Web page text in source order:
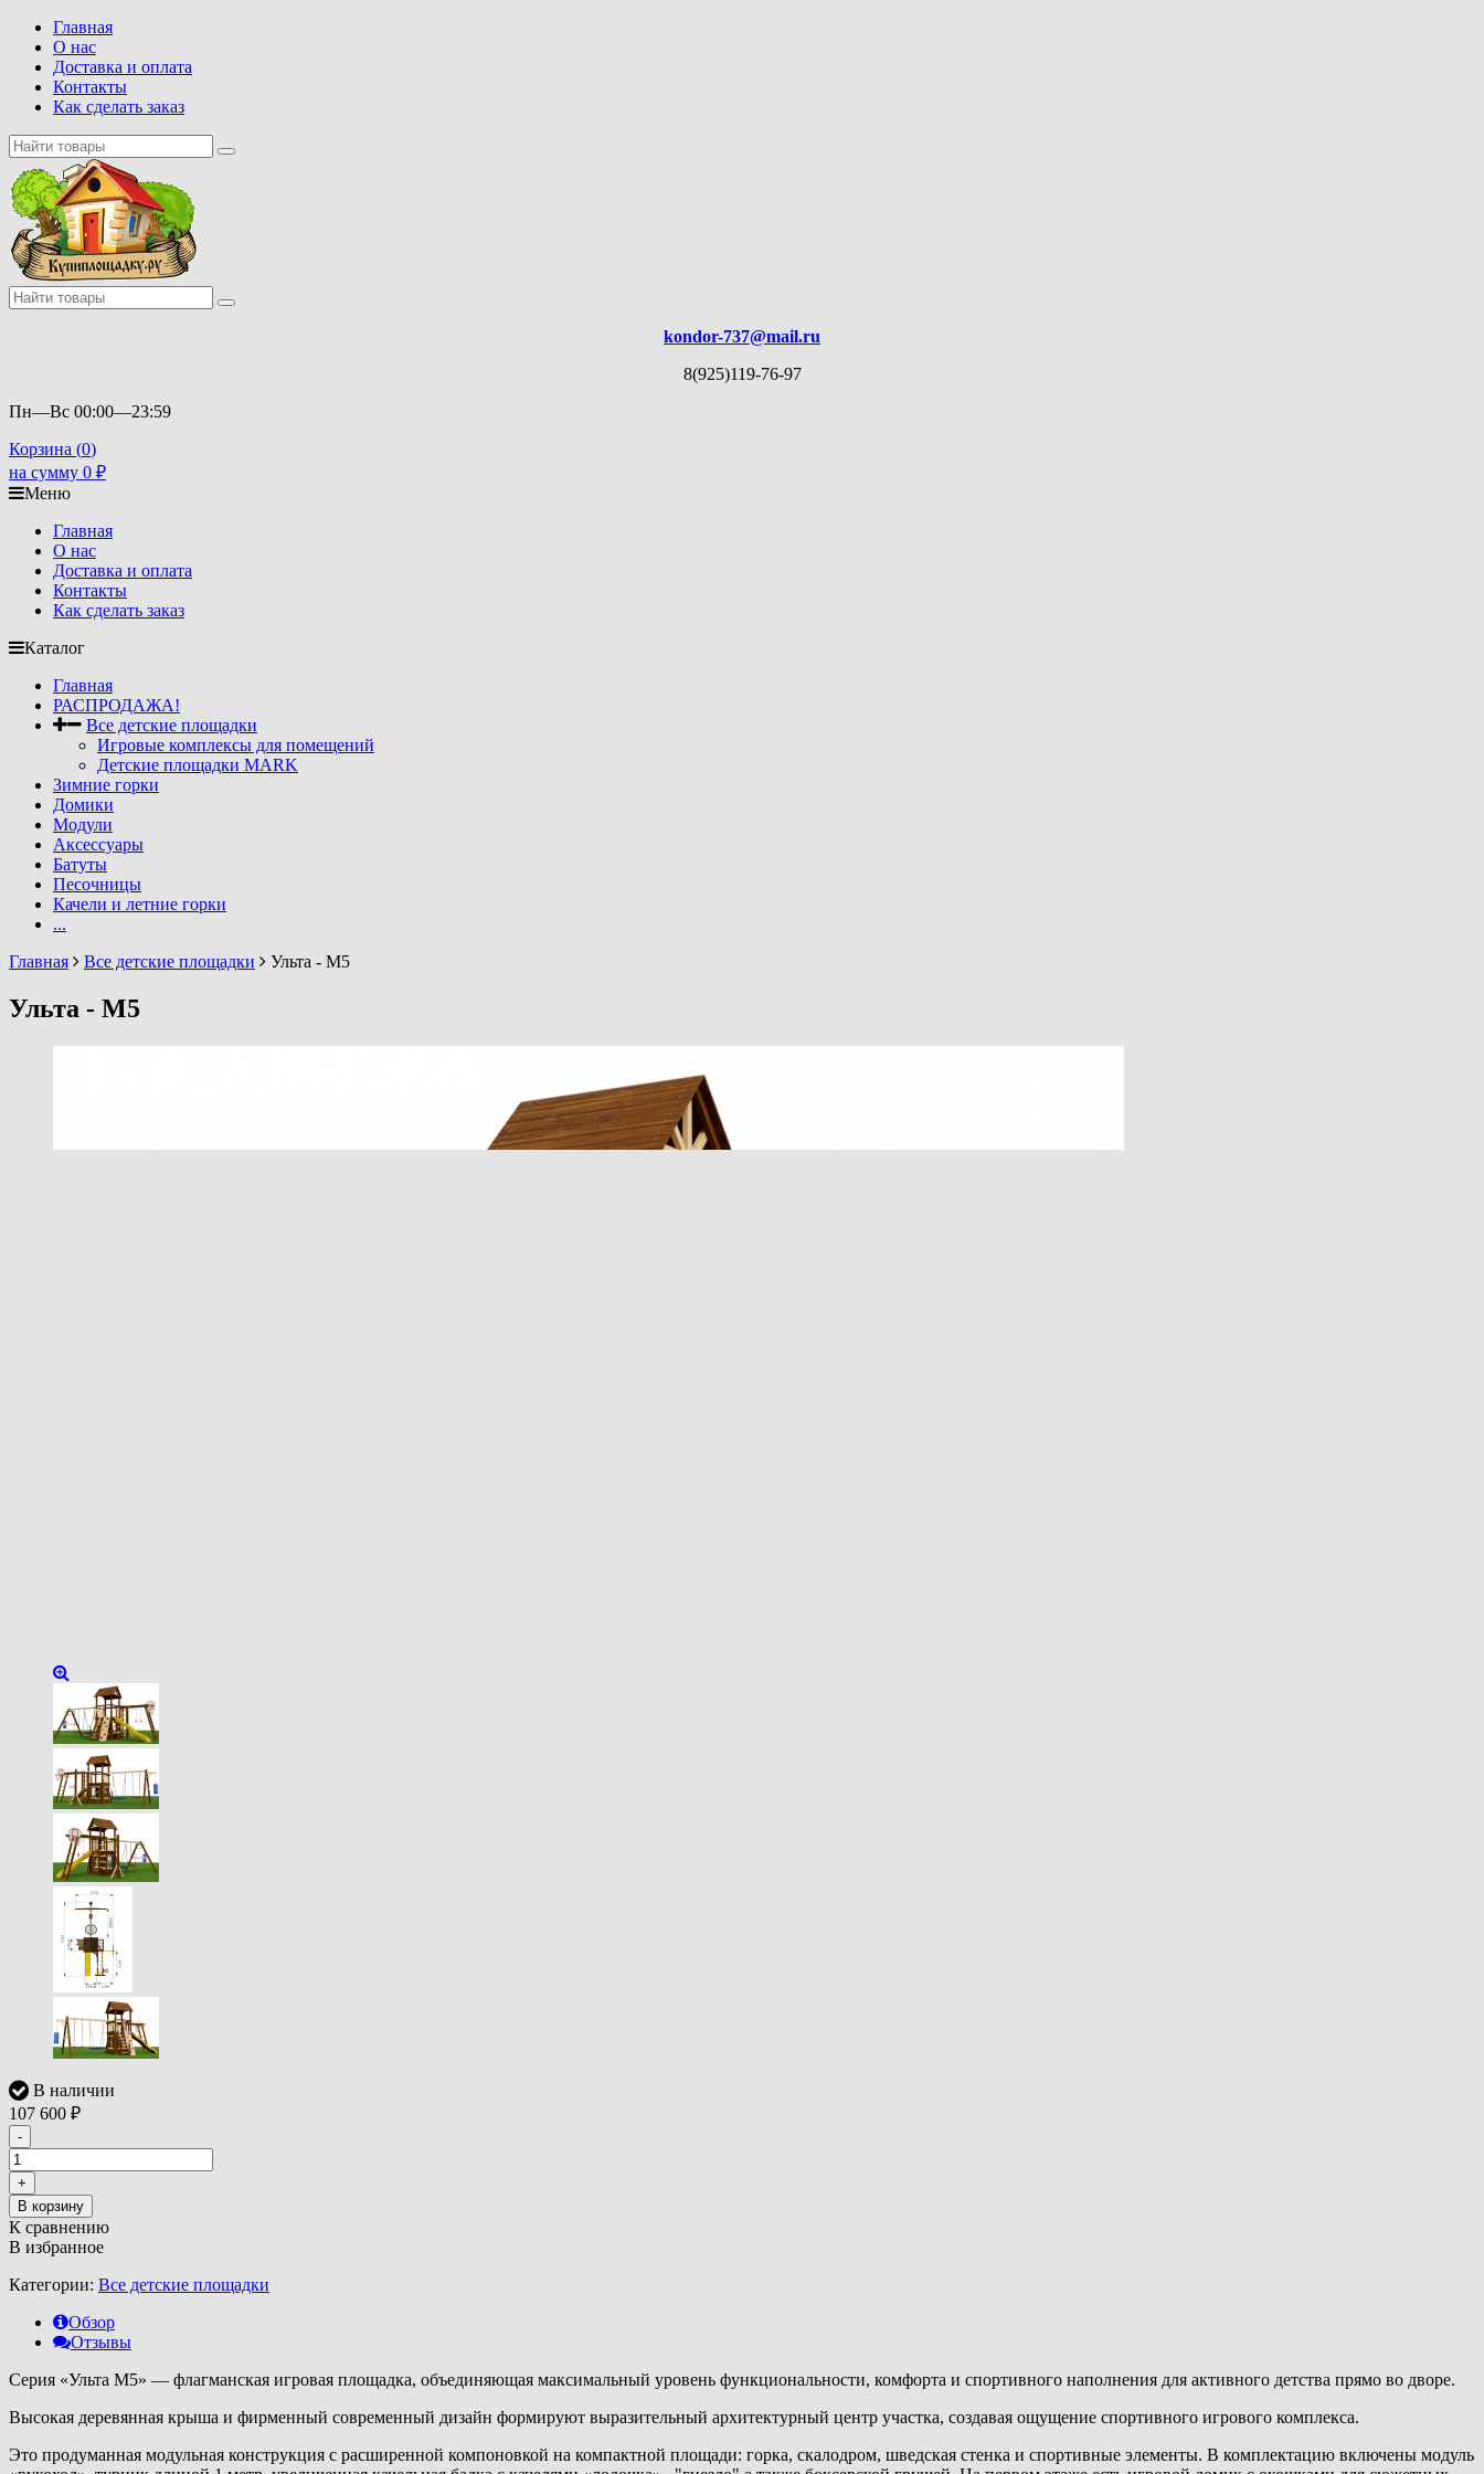
Главная
О нас
Доставка и оплата
Контакты
Как сделать заказ
kondor-737@mail.ru
8(925)119-76-97
Пн—Вс 00:00—23:59
Корзина (0)
на сумму 0 ₽
Меню
Главная
О нас
Доставка и оплата
Контакты
Как сделать заказ
Каталог
Главная
РАСПРОДАЖА!
Все детские площадки
Игровые комплексы для помещений
Детские площадки MARK
Зимние горки
Домики
Модули
Аксессуары
Батуты
Песочницы
Качели и летние горки
...
Главная
Все детские площадки Ульта - М5
Ульта - М5
В наличии
107 600 ₽
-
+
В корзину
К сравнению
В избранное
Категории: Все детские площадки
Обзор
Отзывы
Серия «Ульта M5» — флагманская игровая площадка, объединяющая максимальный уровень функциональности, комфорта и спортивного наполнения для активного детства прямо во дворе.
Высокая деревянная крыша и фирменный современный дизайн формируют выразительный архитектурный центр участка, создавая ощущение спортивного игрового комплекса.
Это продуманная модульная конструкция с расширенной компоновкой на компактной площади: горка, скалодром, шведская стенка и спортивные элементы. В комплектацию включены модуль